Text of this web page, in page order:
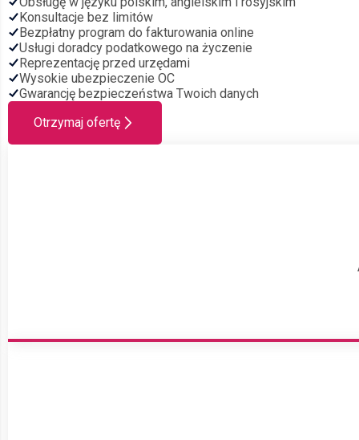
Konsultacje bez limitów
Bezpłatny program do fakturowania online
Usługi doradcy podatkowego na życzenie
Reprezentację przed urzędami
Wysokie ubezpieczenie OC
Gwarancję bezpieczeństwa Twoich danych
Otrzymaj ofertę